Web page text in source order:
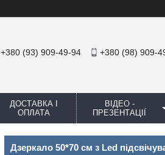
+380 (93) 909-49-94 +380 (98) 909-
ДОСТАВКА І
ОПЛАТА
ВІДЕО -
ПРЕЗЕНТАЦІЇ
Дзеркало 50*70 см з Led